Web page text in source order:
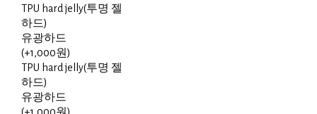
TPU hard jelly(투명 젤
하드)
유광하드
(+1,000원)
TPU hard jelly(투명 젤
하드)
유광하드